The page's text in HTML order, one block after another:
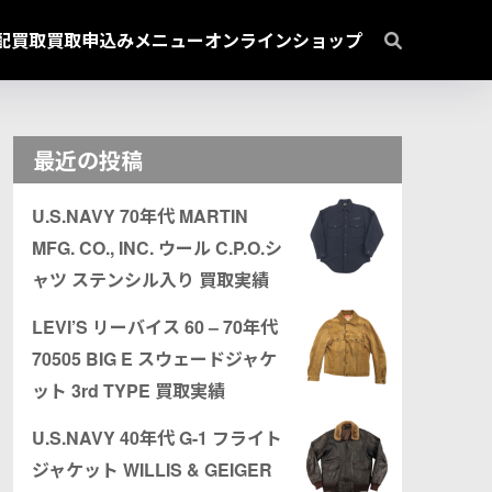
買取買取申込みメニューオンラインショップ
最近の投稿
U.S.NAVY 70年代 MARTIN
MFG. CO., INC. ウール C.P.O.シ
ャツ ステンシル入り 買取実績
LEVI’S リーバイス 60 – 70年代
70505 BIG E スウェードジャケ
ット 3rd TYPE 買取実績
U.S.NAVY 40年代 G-1 フライト
ジャケット WILLIS & GEIGER